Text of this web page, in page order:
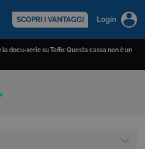
SCOPRI I VANTAGGI Login
docu-serie su Taffo: Questa cassa non è un